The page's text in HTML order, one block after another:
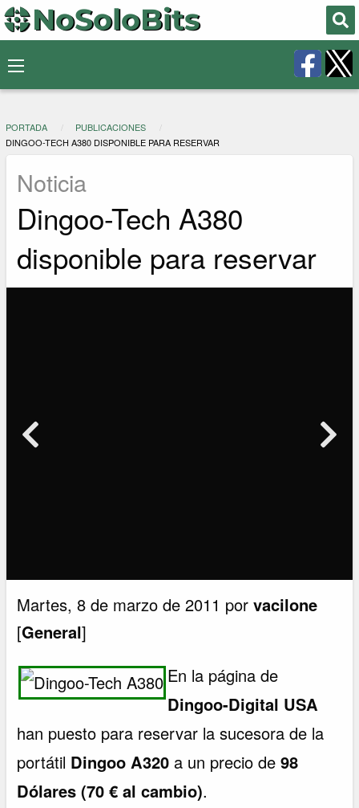
PORTADA
PUBLICACIONES
DINGOO-TECH A380 DISPONIBLE PARA RESERVAR
Noticia
Dingoo-Tech A380
disponible para reservar
Martes, 8 de marzo de 2011 porvacilone
[General]
En la página de
Dingoo-Digital USA
han puesto para reservar la sucesora de la
portátil Dingoo A320 a un precio de98
Dólares (70 € al cambio).